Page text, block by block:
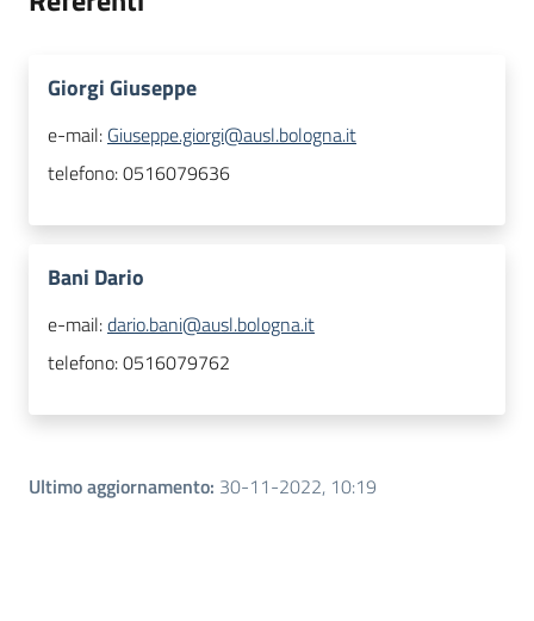
Giorgi Giuseppe
e-mail: Giuseppe.giorgi@ausl.bologna.it
telefono:0516079636
Bani Dario
e-mail:dario.bani@ausl.bologna.it
telefono:0516079762
Ultimo aggiornamento: 30-11-2022, 10:19